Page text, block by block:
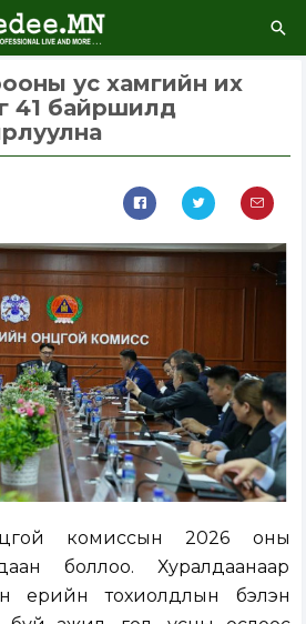
ус хамгийн их
41 байршилд
комиссын 2026 оны
боллоо. Хуралдаанаар
үерийн тохиолдлын бэлэн